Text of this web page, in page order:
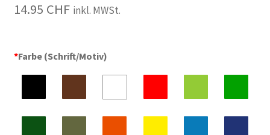
14.95 CHF inkl. MWSt.
*Farbe (Schrift/Motiv)